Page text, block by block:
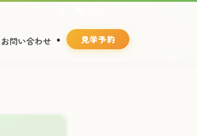
お問い合わせ 見学予約